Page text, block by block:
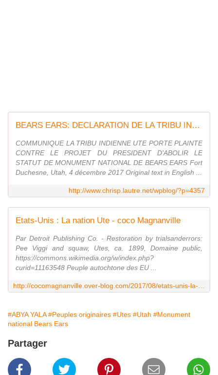
BEARS EARS: DECLARATION DE LA TRIBU INDIENNE UTE CONTRE LA DECISION DE TRUMP DE REDUIRE LA ZONE CLASSEE MONUMENT
COMMUNIQUE LA TRIBU INDIENNE UTE PORTE PLAINTE
CONTRE LE PROJET DU PRESIDENT D'ABOLIR LE
STATUT DE MONUMENT NATIONAL DE BEARS EARS Fort
Duchesne, Utah, 4 décembre 2017 Original text in English ...
http://www.chrisp.lautre.net/wpblog/?p=4357
Etats-Unis : La nation Ute - coco Magnanville
Par Detroit Publishing Co. - Restoration by trialsanderrors:
Pee Viggi and squaw, Utes, ca. 1899, Domaine public,
https://commons.wikimedia.org/w/index.php?
curid=11163548 Peuple autochtone des EU ...
#ABYA YALA #Peuples originaires #Utes #Utah #Monument
national Bears Ears
Partager